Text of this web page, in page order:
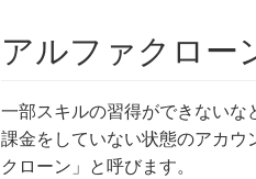
アルファクロー
一部スキルの習得ができないな
課金をしていない状態のアカウ
クローン」と呼びます。